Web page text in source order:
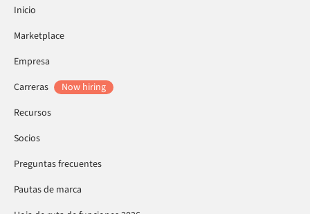
Inicio
Marketplace
Empresa
Carreras
Now hiring
Recursos
Socios
Preguntas frecuentes
Pautas de marca